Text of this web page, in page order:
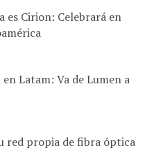
es Cirion: Celebrará en
Latam: Va de Lumen a
red propia de fibra óptica